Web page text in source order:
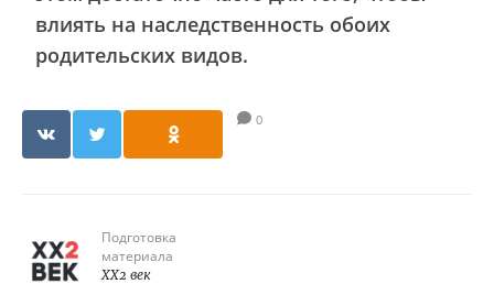
влиять на наследственность обоих
родительских видов.
0
Подготовка
материала
XX2 век